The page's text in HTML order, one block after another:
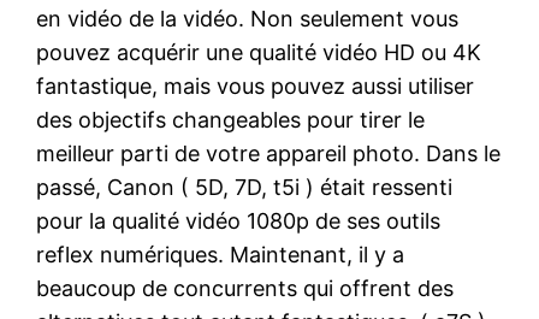
en vidéo de la vidéo. Non seulement vous
pouvez acquérir une qualité vidéo HD ou 4K
fantastique, mais vous pouvez aussi utiliser
des objectifs changeables pour tirer le
meilleur parti de votre appareil photo. Dans le
passé, Canon ( 5D, 7D, t5i ) était ressenti
pour la qualité vidéo 1080p de ses outils
reflex numériques. Maintenant, il y a
beaucoup de concurrents qui offrent des